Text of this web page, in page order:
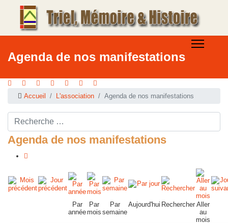
Agenda de nos manifestations
Accueil L'association Agenda de nos manifestations
Rechercher ...
Agenda de nos manifestations
Par
année
Par
mois
Par
semaine
Aujourd'hui Rechercher Aller
au
mois